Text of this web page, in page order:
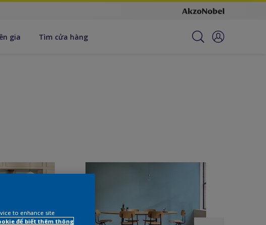
gia Tìm cửa hàng
to enhance site
để biết thêm thông